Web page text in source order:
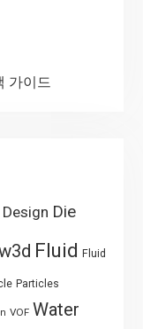
가이드
Design Die
Fluid Fluid
Particles
VOF Water